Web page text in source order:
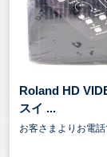
Roland HD
スイ ...
お客さまよりお電